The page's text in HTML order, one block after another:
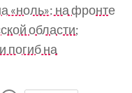
«ноль»: на фронте
области;
погиб на